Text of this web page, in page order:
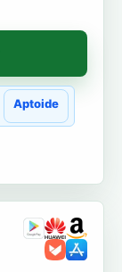
Aptoide